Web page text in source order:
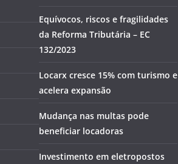
Equívocos, riscos e fragilidades
da Reforma Tributária – EC
132/2023
Locarx cresce 15% com turismo e
acelera expansão
Mudança nas multas pode
beneficiar locadoras
Investimento em eletropostos